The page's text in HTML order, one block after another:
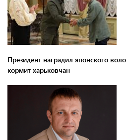
Президент наградил японского
кормит харьковчан